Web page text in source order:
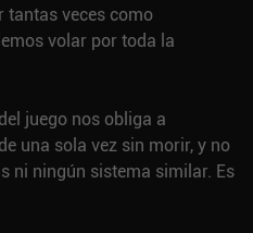
tantas veces como
volar por toda la
juego nos obliga a
una sola vez sin morir, y no
ni ningún sistema similar. Es